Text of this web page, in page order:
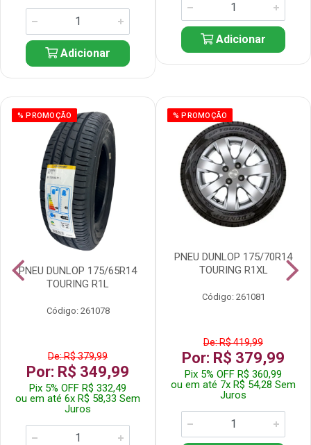
Adicionar
Adicionar
% PROMOÇÃO
PNEU DUNLOP 175/65R14
TOURING R1L
Código: 261078
De: R$ 379,99
Por: R$ 349,99
Pix 5% OFF R$ 332,49
ou em até 6x R$ 58,33 Sem
Juros
% PROMOÇÃO
PNEU DUNLOP 175/70R14
TOURING R1XL
Código: 261081
De: R$ 419,99
Por: R$ 379,99
Pix 5% OFF R$ 360,99
ou em até 7x R$ 54,28 Sem
Juros